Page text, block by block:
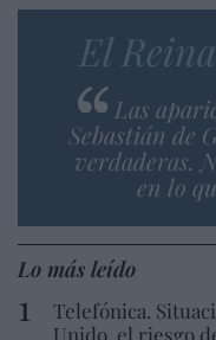
El
Las
Sebastián de
verdaderas.
en lo
Lo más leído
Telefónica.
Unido, el riesgo